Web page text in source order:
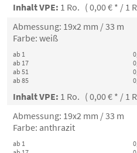
Inhalt VPE: 1 Ro. ( 0,00 € * / 1
Abmessung: 19x2 mm / 33 m
Farbe: weiß
ab 1
ab 17
ab 51
ab 85
Inhalt VPE: 1 Ro. ( 0,00 € * / 1
Abmessung: 19x2 mm / 33 m
Farbe: anthrazit
ab 1